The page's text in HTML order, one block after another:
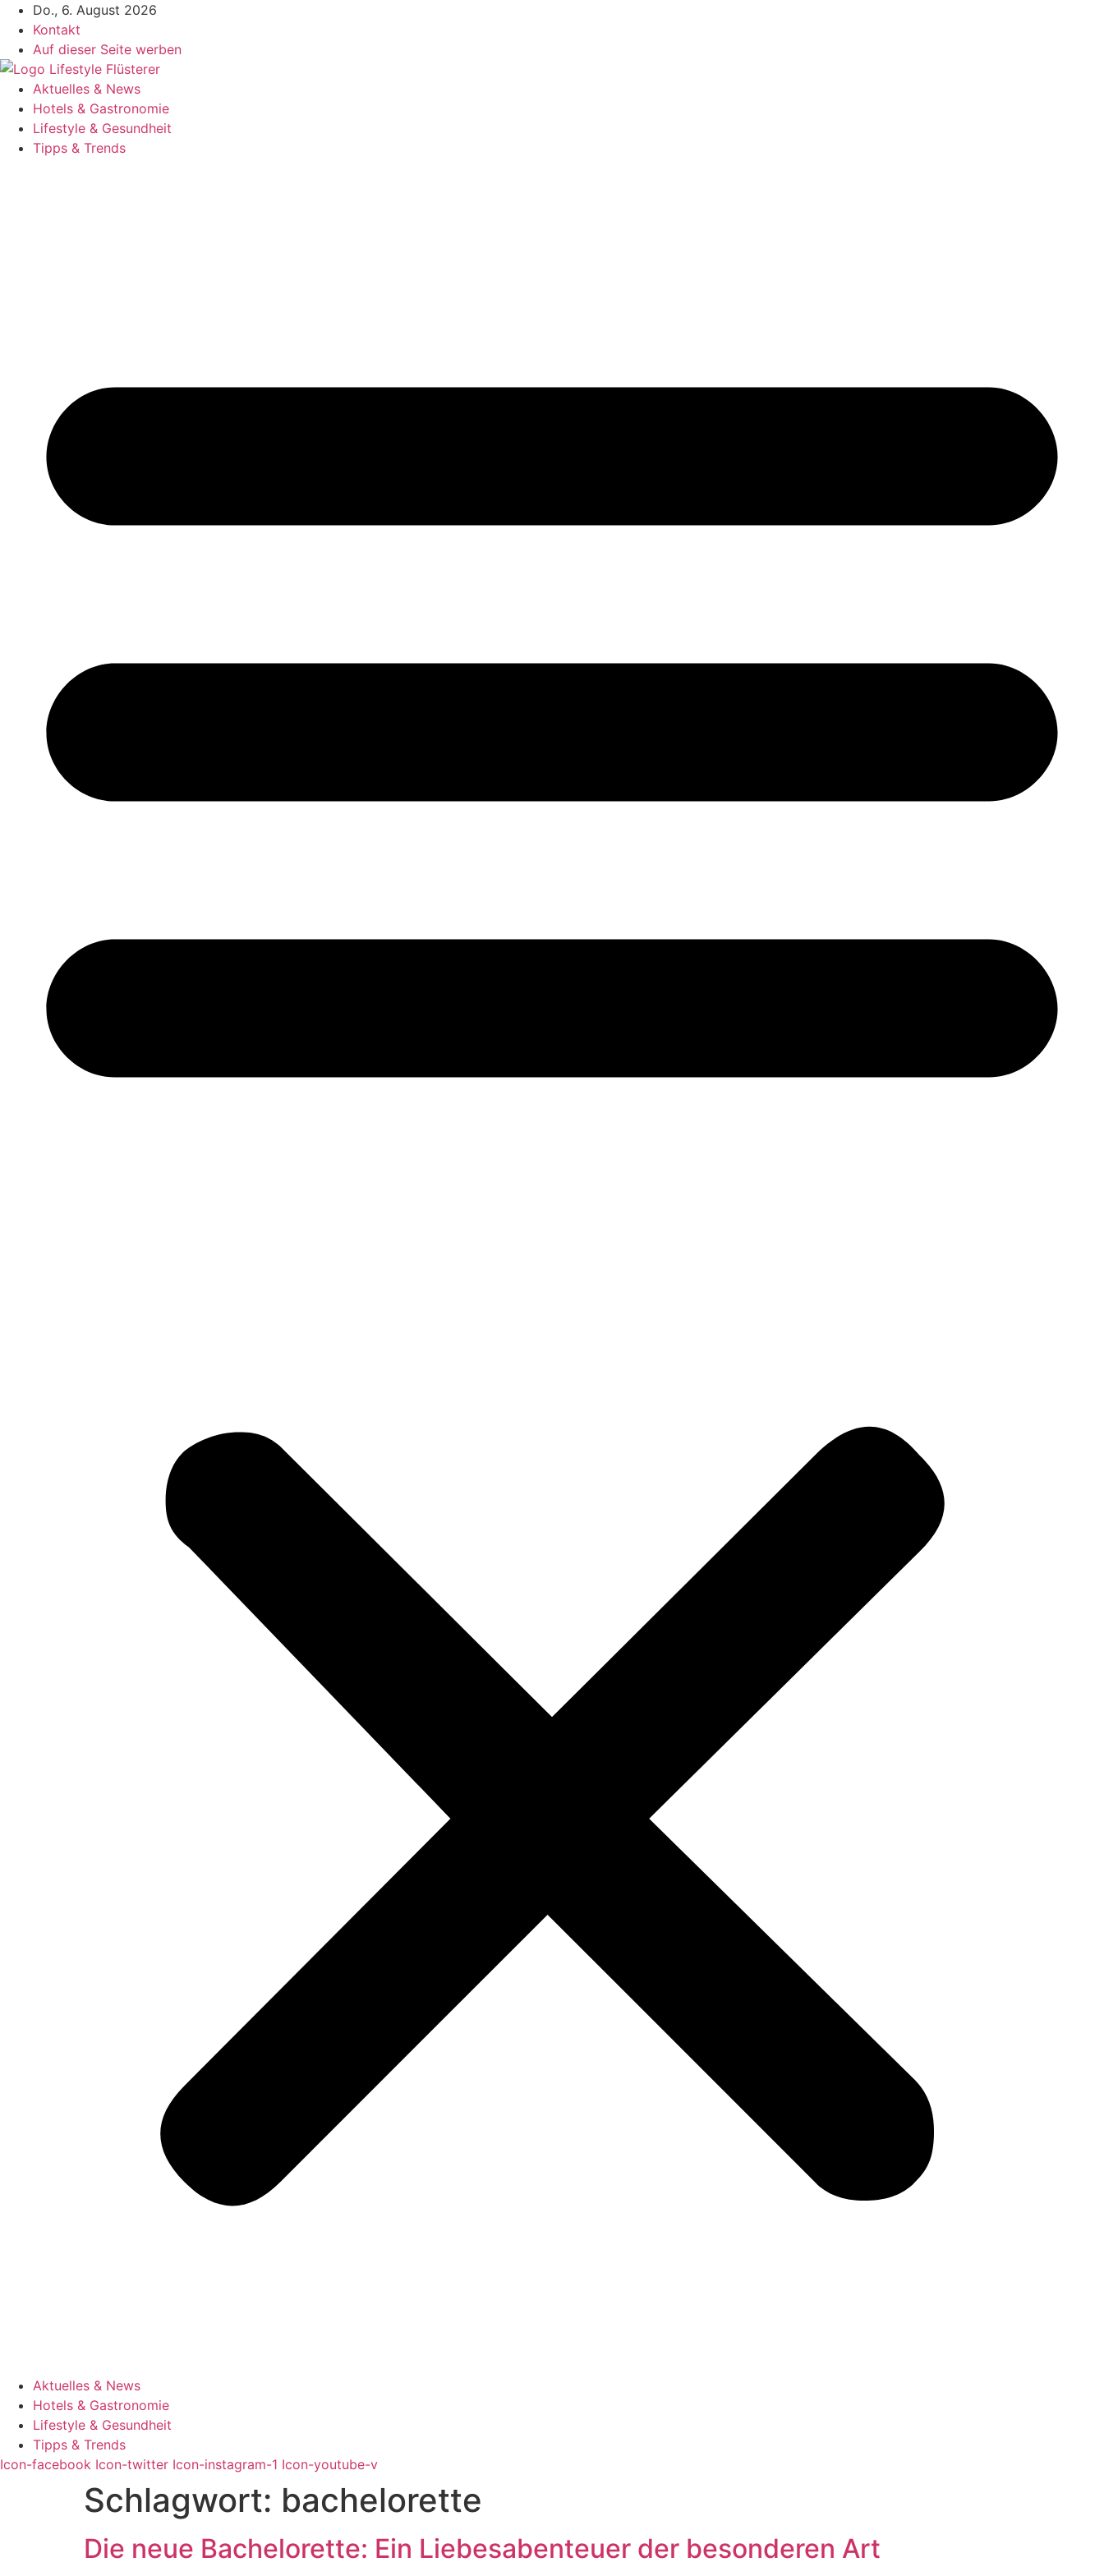
Zum
Inhalt
springen
Do., 6. August 2026
Kontakt
Auf dieser Seite werben
Aktuelles & News
Hotels & Gastronomie
Lifestyle & Gesundheit
Tipps & Trends
Aktuelles & News
Hotels & Gastronomie
Lifestyle & Gesundheit
Tipps & Trends
Icon-facebook Icon-twitter Icon-instagram-1 Icon-youtube-v
Schlagwort: bachelorette
Die neue Bachelorette: Ein Liebesabenteuer der besonderen Art